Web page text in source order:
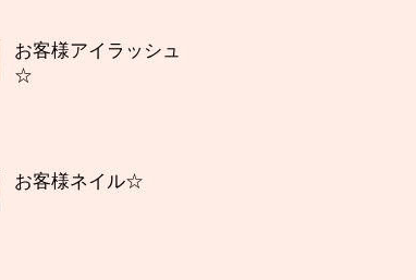
お客様アイラッシュ
☆
お客様ネイル☆